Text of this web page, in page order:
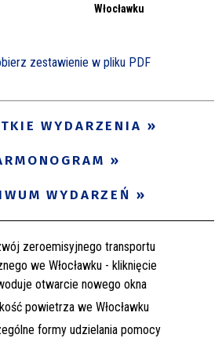
Włocławku
zestawienie w pliku PDF
WYDARZENIA
WYDARZEŃ